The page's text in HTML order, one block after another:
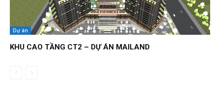
Dự án
KHU CAO TẦNG CT2 – DỰ ÁN MAILAND